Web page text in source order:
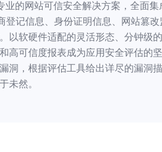
业的网站可信安全解决方案，全面
登记信息、身份证明信息、网站篡
以软硬件适配的灵活形态、分钟级
高可信度报表成为应用安全评估的
洞，根据评估工具给出详尽的漏洞
未然。